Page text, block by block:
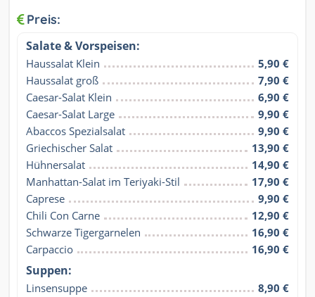
Preis:
Salate & Vorspeisen:
Haussalat Klein
5,90 €
Haussalat groß
7,90 €
Caesar-Salat Klein
6,90 €
Caesar-Salat Large
9,90 €
Abaccos Spezialsalat
9,90 €
Griechischer Salat
13,90 €
Hühnersalat
14,90 €
Manhattan-Salat im Teriyaki-Stil
17,90 €
Caprese
9,90 €
Chili Con Carne
12,90 €
Schwarze Tigergarnelen
16,90 €
Carpaccio
16,90 €
Suppen:
Linsensuppe
8,90 €